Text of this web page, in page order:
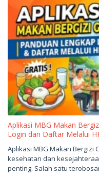
Aplikasi MBG Makan
Login dan Daftar Melalui
Mei
24,
2026
oleh
sukantengah
Aplikasi MBG Makan Bergizi
kesehatan dan
penting. Salah satu